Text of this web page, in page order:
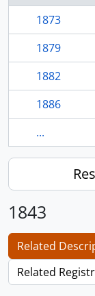
1873
1879
1882
1886
...
1843
Related
Related